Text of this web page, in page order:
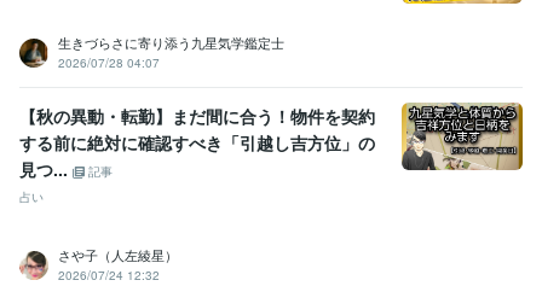
生きづらさに寄り添う九星気学鑑定士
2026/07/28 04:07
【秋の異動・転勤】まだ間に合う！物件を契約
する前に絶対に確認すべき「引越し吉方位」の
見つ...
記事
占い
さや子（人左綾星）
2026/07/24 12:32